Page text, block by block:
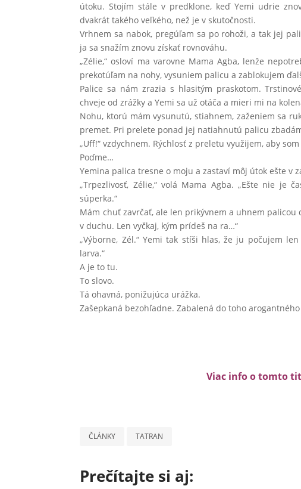
útoku. Stojím stále v predklone, keď Yemi udrie
dvakrát takého veľkého, než je v skutočnosti.
Vrhnem sa nabok, pregúľam sa po rohoži, a tak jej
ja sa snažím znovu získať rovnováhu.
„Zélie,“ osloví ma varovne Mama Agba, lenže
prekotúľam na nohy, vysuniem palicu a zablokujem
Palice sa nám zrazia s hlasitým praskotom.
chveje od zrážky a Yemi sa už otáča a mieri mi na
Nohu, ktorú mám vysunutú, stiahnem, zaženiem sa
premet. Pri prelete ponad jej natiahnutú palicu
„Uff!“ vzdychnem. Rýchlosť z preletu využijem, aby
Poďme…
Yemina palica tresne o moju a zastaví môj útok ešte v
„Trpezlivosť, Zélie,“ volá Mama Agba. „Ešte nie je
súperka.“
Mám chuť zavrčať, ale len prikývnem a uhnem
v duchu. Len vyčkaj, kým prídeš na ra…“
„Výborne, Zél.“ Yemi tak stíši hlas, že ju počujem
larva.“
A je to tu.
To slovo.
Tá ohavná, ponižujúca urážka.
Zašepkaná bezohľadne. Zabalená do toho
Viac info o tomto
ČLÁNKY TATRAN
Prečítajte si aj: